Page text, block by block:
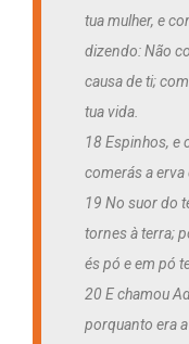
tua mulher, e
dizendo: Não
causa de ti;
tua vida.
18 Espinhos, e
comerás a erva
19 No suor do
tornes à terra;
és pó e em pó
20 E chamou
porquanto era